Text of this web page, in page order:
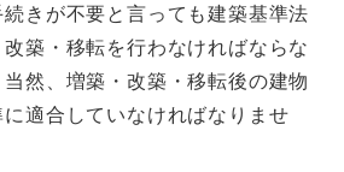
きが不要と言っても建築基準法
築・移転を行わなければならな
然、増築・改築・移転後の建物
適合していなければなりませ